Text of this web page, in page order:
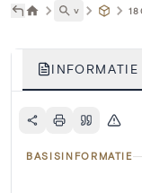
˅
INFORMATIE
BASISINFORMATIE